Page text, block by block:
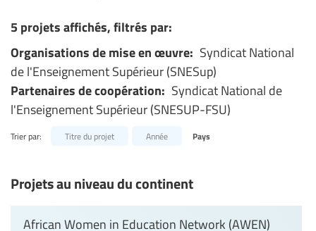
5 projets affichés, filtrés par:
Organisations de mise en œuvre: Syndicat National
de l'Enseignement Supérieur (SNESup)
Partenaires de coopération: Syndicat National de
l'Enseignement Supérieur (SNESUP-FSU)
Trier par: Titre du projet Année Pays
Projets au niveau du continent
African Women in Education Network (AWEN)